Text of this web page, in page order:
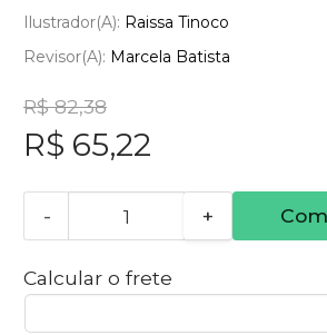
Ilustrador(a): Raissa Tinoco
Revisor(a): Marcela Batista
R$ 82,38
R$ 65,22
- +
Calcular o frete